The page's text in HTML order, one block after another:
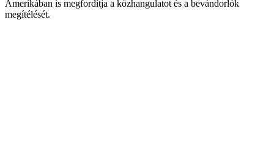
Amerikában is megfordítja a közhangulatot és a bevándorlók
megítélését.